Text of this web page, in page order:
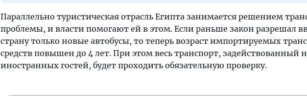
Параллельно туристическая отрасль Египта занимается решением
проблемы, и власти помогают ей в этом. Если раньше закон разрешал
страну только новые автобусы, то теперь возраст импортируемых
средств повышен до 4 лет. При этом весь транспорт, задействованный
иностранных гостей, будет проходить обязательную проверку.